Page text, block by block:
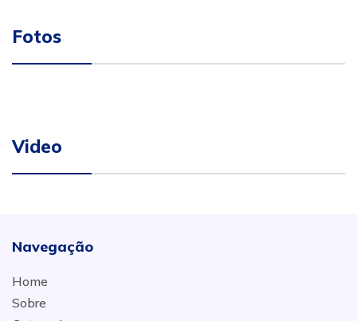
Fotos
Video
Navegação
Home
Sobre